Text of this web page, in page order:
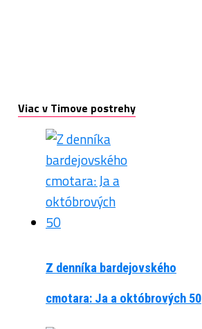
Viac v Timove postrehy
Z denníka bardejovského
cmotara: Ja a októbrových 50